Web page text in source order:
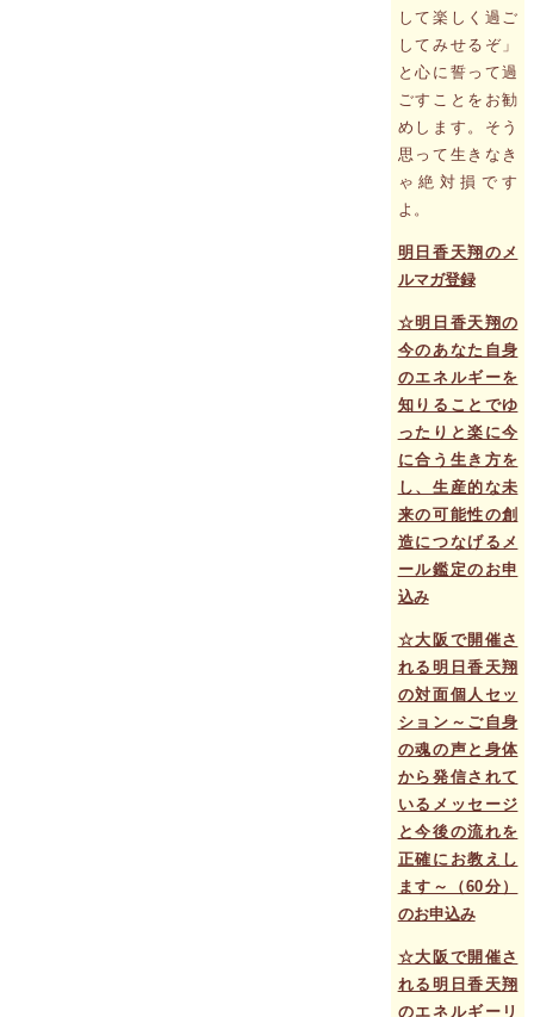
して楽しく過ご
してみせるぞ」
と心に誓って過
ごすことをお勧
めします。そう
思って生きなき
ゃ絶対損です
よ。
明日香天翔のメ
ルマガ登録
☆明日香天翔の
今のあなた自身
のエネルギーを
知りることでゆ
ったりと楽に今
に合う生き方を
し、生産的な未
来の可能性の創
造につなげるメ
ール鑑定のお申
込み
☆大阪で開催さ
れる明日香天翔
の対面個人セッ
ション～ご自身
の魂の声と身体
から発信されて
いるメッセージ
と今後の流れを
正確にお教えし
ます～（60分）
のお申込み
☆大阪で開催さ
れる明日香天翔
のエネルギーリ